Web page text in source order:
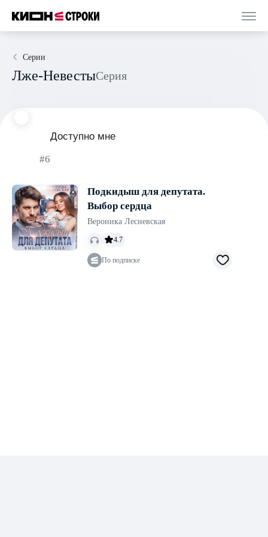
Серии
Лже-Невесты Серия
Доступно мне
#6
Подкидыш для депутата.
Выбор сердца
Вероника Лесневская
4.7
По подписке